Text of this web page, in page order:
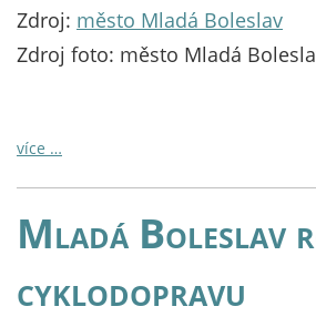
Zdroj: město Mladá Boleslav
Zdroj foto: město Mladá
více …
Mladá Boleslav
cyklodopravu